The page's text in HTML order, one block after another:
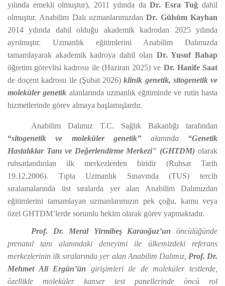
yılında emekli olmuştur), 2011 yılında daDr. Esra Tuğ dahil
olmuştur. Anabilim Dalı uzmanlarımızdan Dr. Gülsüm Kayhan
2014 yılında dahil olduğu akademik kadrodan 2025 yılında
ayrılmıştır. Uzmanlık eğitimlerini Anabilim Dalımızda
tamamlayarak akademik kadroya dahil olan Dr. Yusuf Bahap
öğretim görevlisi kadrosu ile (Haziran 2025) ve Dr. Hanife Saat
de doçent kadrosu ile (Şubat 2026)klinik genetik, sitogenetik ve
moleküler genetik alanlarında uzmanlık eğitiminde ve rutin hasta
hizmetlerinde görev almaya başlamışlardır.
Anabilim Dalımız T.C. Sağlık Bakanlığı tarafından
“sitogenetik ve moleküler genetik” alanında “Genetik
Hastalıklar Tanı ve Değerlendirme Merkezi" (GHTDM) olarak
ruhsatlandırılan ilk merkezlerden biridir
(Ruhsat Tarih
19.12.2006). Tıpta Uzmanlık Sınavında (TUS) tercih
sıralamalarında üst sıralarda yer alan Anabilim Dalımızdan
eğitimlerini tamamlayan uzmanlarımızın pek çoğu, kamu veya
özel GHTDM’lerde sorumlu hekim olarak görev yapmaktadır.
Prof. Dr. Meral Yirmibeş Karaoğuz’un öncülüğünde
prenatal tanı alanındaki deneyimi ile ülkemizdeki referans
merkezlerinin ilk sıralarında yer alan Anabilim Dalımız, Prof. Dr.
Mehmet Ali Ergün’ün girişimleri ile de moleküler testlerde,
özellikle moleküler kanser test panellerinde öncü rol